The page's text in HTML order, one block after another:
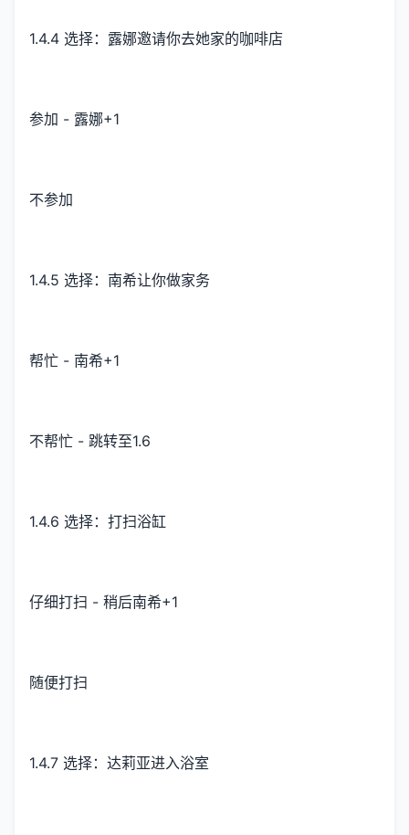
1.4.4 选择：露娜邀请你去她家的咖啡店
参加 - 露娜+1
不参加
1.4.5 选择：南希让你做家务
帮忙 - 南希+1
不帮忙 - 跳转至1.6
1.4.6 选择：打扫浴缸
仔细打扫 - 稍后南希+1
随便打扫
1.4.7 选择：达莉亚进入浴室